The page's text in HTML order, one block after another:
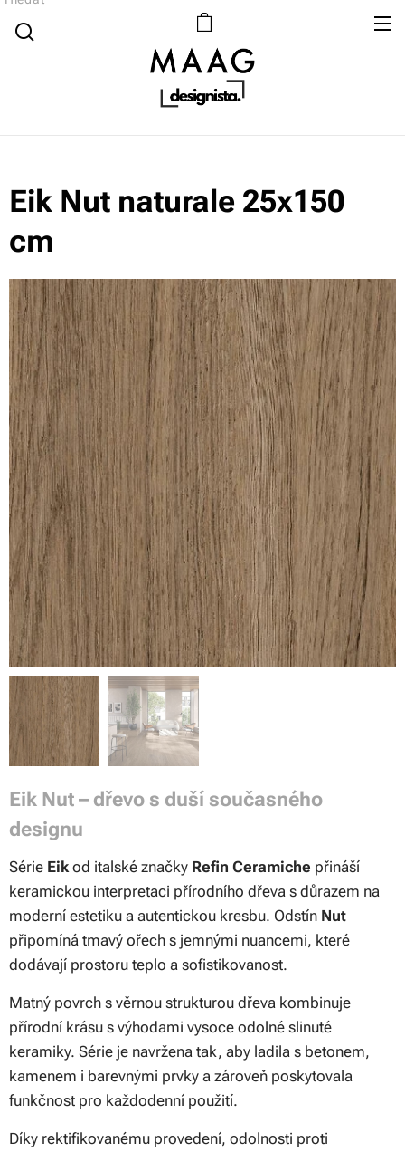
Eik Nut naturale 25x150
cm
Eik Nut – dřevo s duší současného
designu
Série Eik od italské značky Refin Ceramiche přináší
keramickou interpretaci přírodního dřeva s důrazem na
moderní estetiku a autentickou kresbu. Odstín Nut
připomíná tmavý ořech s jemnými nuancemi, které
dodávají prostoru teplo a sofistikovanost.
Matný povrch s věrnou strukturou dřeva kombinuje
přírodní krásu s výhodami vysoce odolné slinuté
keramiky. Série je navržena tak, aby ladila s betonem,
kamenem i barevnými prvky a zároveň poskytovala
funkčnost pro každodenní použití.
Díky rektifikovanému provedení, odolnosti proti